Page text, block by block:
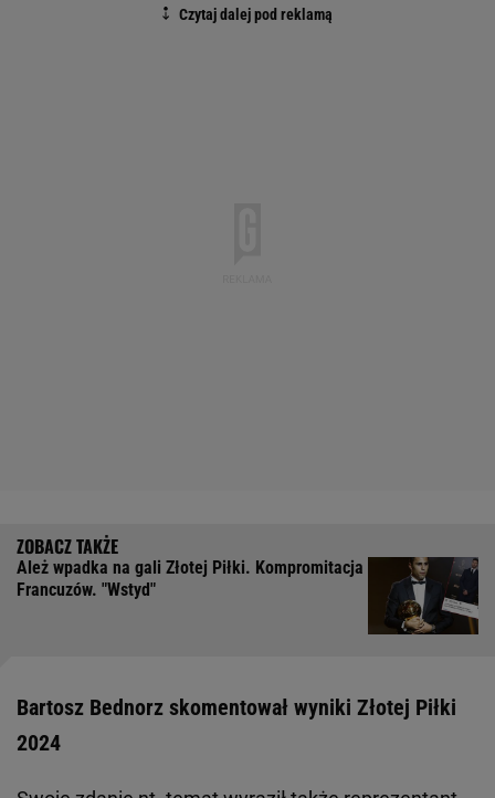
Ależ wpadka na gali Złotej Piłki. Kompromitacja
Francuzów. "Wstyd"
Bartosz Bednorz skomentował wyniki Złotej Piłki
2024